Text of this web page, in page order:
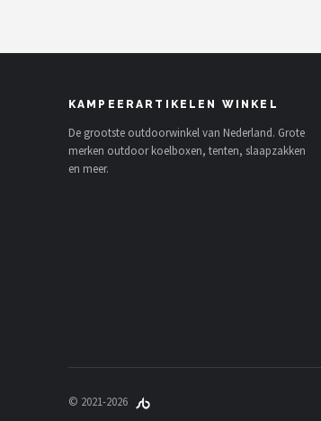
KAMPEERARTIKELEN WINKEL
De grootste outdoorwinkel van Nederland. Grote
merken outdoor koelboxen, tenten, slaapzakken
en meer.
© 2021-2026